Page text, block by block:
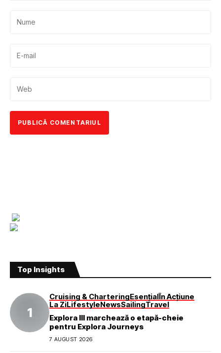
Top Insights
Cruising & CharteringEsențialÎn Acțiune
La ZiLifestyleNewsSailingTravel
Explora III marchează o etapă-cheie
pentru Explora Journeys
7 AUGUST 2026